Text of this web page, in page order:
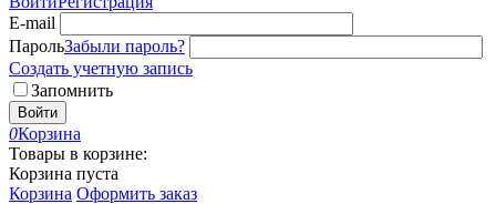
E-mail
ПарольЗабыли пароль?
Создать учетную запись
Запомнить
Войти
0Корзина
Товары в корзине:
Корзина пуста
Корзина Оформить заказ